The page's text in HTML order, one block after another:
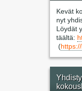
Kevät
nyt
Löydät
täältä:
(